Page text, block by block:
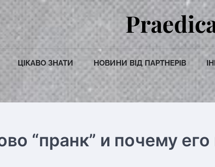
ЦІКАВО ЗНАТИ НОВИНИ ВІД ПАРТНЕРІВ
“пранк” и почему его